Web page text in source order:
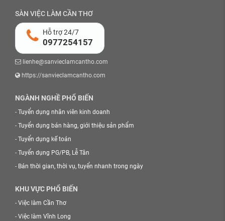
SÀN VIỆC LÀM CẦN THƠ
Hỗ trợ 24/7
0977254157
lienhe@sanvieclamcantho.com
https://sanvieclamcantho.com
NGÀNH NGHỀ PHỔ BIẾN
- Tuyển dụng nhân viên kinh doanh
- Tuyển dụng bán hàng, giới thiệu sản phẩm
- Tuyển dụng kế toán
- Tuyển dụng PG/PB, Lễ Tân
- Bán thời gian, thời vụ, tuyển nhanh trong ngày
KHU VỰC PHỔ BIẾN
- Việc làm Cần Thơ
- Việc làm Vĩnh Long